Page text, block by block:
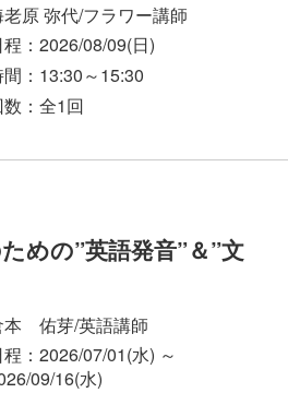
原 弥代/フラワー講師
程：2026/08/09(日)
間：13:30～15:30
数：全1回
めの”英語発音”＆”文
本 佑芽/英語講師
程：2026/07/01(水) ～
09/16(水)